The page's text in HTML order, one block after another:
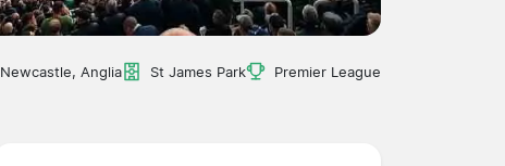
Newcastle, Anglia St James Park Premier League